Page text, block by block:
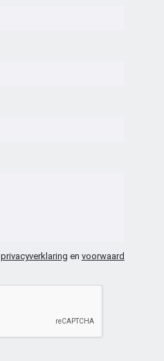
privacyverklaring en voorwaard